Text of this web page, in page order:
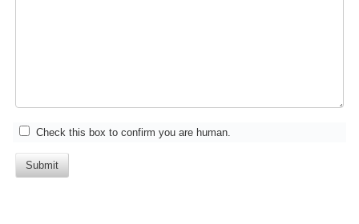
Check this box to confirm you are human.
Submit